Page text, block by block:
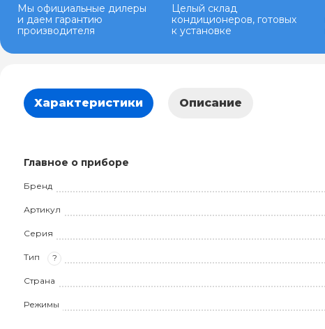
Мы официальные дилеры
и даем гарантию
производителя
Целый склад
кондиционеров, готовых
к установке
Характеристики Описание
Главное о приборе
Бренд
Артикул
Серия
Тип ?
Страна
Режимы